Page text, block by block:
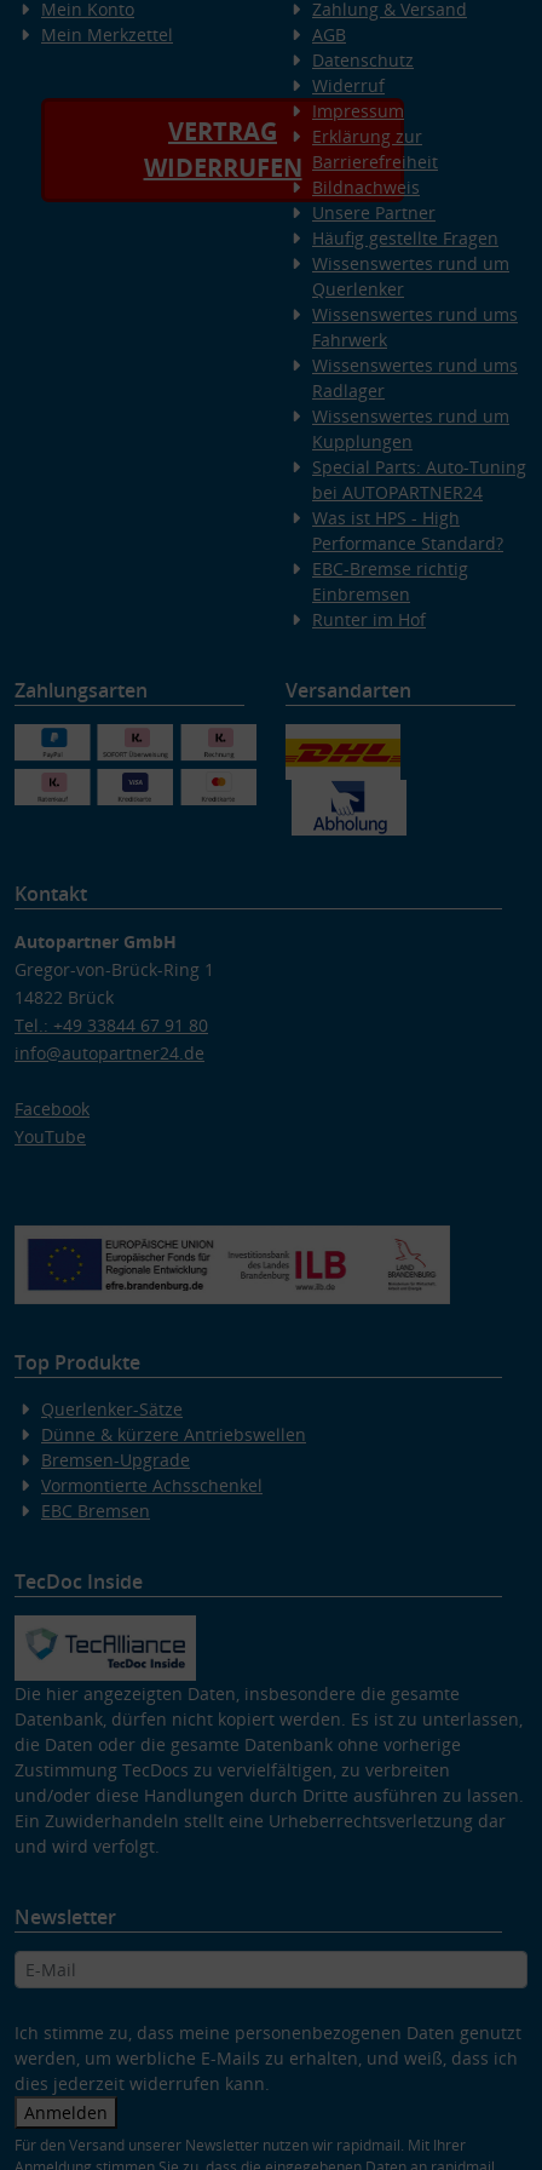
Mein Konto
Mein Merkzettel
VERTRAG
WIDERRUFEN
Zahlung & Versand
AGB
Datenschutz
Widerruf
Impressum
Erklärung zur
Barrierefreiheit
Bildnachweis
Unsere Partner
Häufig gestellte Fragen
Wissenswertes rund um
Querlenker
Wissenswertes rund ums
Fahrwerk
Wissenswertes rund ums
Radlager
Wissenswertes rund um
Kupplungen
Special Parts: Auto-Tuning
bei AUTOPARTNER24
Was ist HPS - High
Performance Standard?
EBC-Bremse richtig
Einbremsen
Runter im Hof
Zahlungsarten Versandarten
Kontakt
Autopartner GmbH
Gregor-von-Brück-Ring 1
14822 Brück
Tel.: +49 33844 67 91 80
info@autopartner24.de
Facebook
YouTube
Top Produkte
Querlenker-Sätze
Dünne & kürzere Antriebswellen
Bremsen-Upgrade
Vormontierte Achsschenkel
EBC Bremsen
TecDoc Inside
Die hier angezeigten Daten, insbesondere die gesamte
Datenbank, dürfen nicht kopiert werden. Es ist zu unterlassen,
die Daten oder die gesamte Datenbank ohne vorherige
Zustimmung TecDocs zu vervielfältigen, zu verbreiten
und/oder diese Handlungen durch Dritte ausführen zu lassen.
Ein Zuwiderhandeln stellt eine Urheberrechtsverletzung dar
und wird verfolgt.
Newsletter
Ich stimme zu, dass meine personenbezogenen Daten genutzt
werden, um werbliche E-Mails zu erhalten, und weiß, dass ich
dies jederzeit widerrufen kann.
Anmelden
Für den Versand unserer Newsletter nutzen wir rapidmail. Mit Ihrer